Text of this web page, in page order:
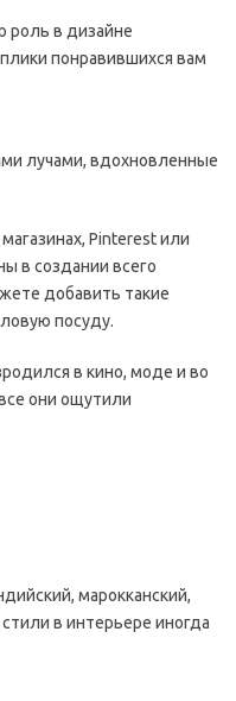
роль в дизайне
понравившихся вам
лучами, вдохновленные
Pinterest или
в создании всего
добавить такие
посуду.
в кино, моде и во
они ощутили
марокканский,
в интерьере иногда